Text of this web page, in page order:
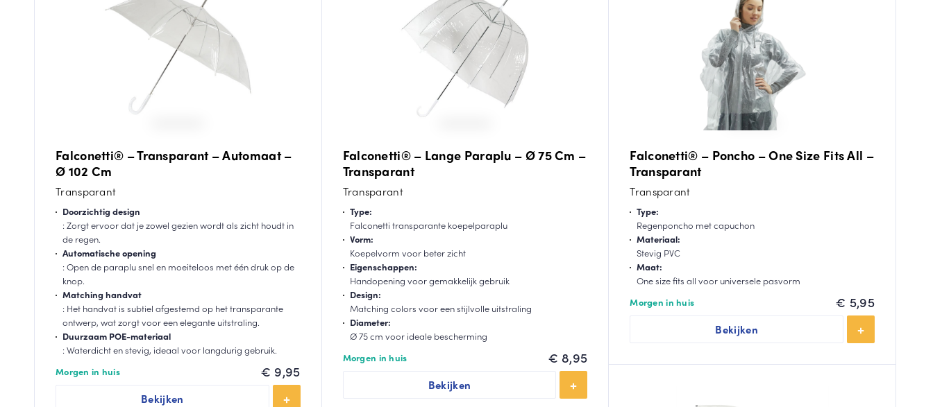
Falconetti® – Transparant – Automaat –
Ø 102 Cm
€ 9,95
Transparant
Doorzichtig design
: Zorgt ervoor dat je zowel gezien wordt als zicht houdt in
de regen.
Automatische opening
: Open de paraplu snel en moeiteloos met één druk op de
knop.
Matching handvat
: Het handvat is subtiel afgestemd op het transparante
ontwerp, wat zorgt voor een elegante uitstraling.
Duurzaam POE-materiaal
: Waterdicht en stevig, ideaal voor langdurig gebruik.
Morgen in huis
Bekijken
Falconetti® – Lange Paraplu – Ø 75 Cm –
Transparant
€ 8,95
Transparant
Type:
Falconetti transparante koepelparaplu
Vorm:
Koepelvorm voor beter zicht
Eigenschappen:
Handopening voor gemakkelijk gebruik
Design:
Matching colors voor een stijlvolle uitstraling
Diameter:
Ø 75 cm voor ideale bescherming
Morgen in huis
Bekijken
Falconetti® – Poncho – One Size Fits All –
Transparant
€ 5,95
Transparant
Type:
Regenponcho met capuchon
Materiaal:
Stevig PVC
Maat:
One size fits all voor universele pasvorm
Morgen in huis
Bekijken